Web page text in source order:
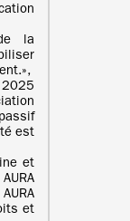
la
est
et
et